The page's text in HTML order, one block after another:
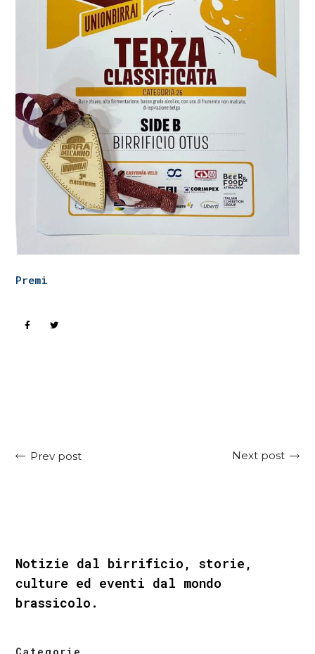
Premi
Prev post Next post
Notizie dal birrificio, storie,
culture ed eventi dal mondo
brassicolo.